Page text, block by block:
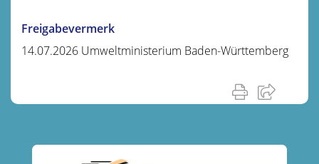
Freigabevermerk
14.07.2026 Umweltministerium Baden-Württemberg